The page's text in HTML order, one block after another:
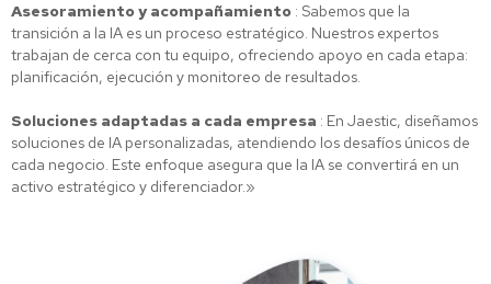
Asesoramiento y acompañamiento : Sabemos que la
transición a la IA es un proceso estratégico. Nuestros expertos
trabajan de cerca con tu equipo, ofreciendo apoyo en cada etapa:
planificación, ejecución y monitoreo de resultados.
Soluciones adaptadas a cada empresa : En Jaestic, diseñamos
soluciones de IA personalizadas, atendiendo los desafíos únicos de
cada negocio. Este enfoque asegura que la IA se convertirá en un
activo estratégico y diferenciador.»